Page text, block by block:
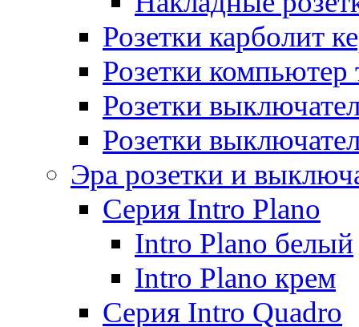
Розетки карболит
Розетки компьютер
Розетки
Розетки
Эра розетки и
Серия Intro Plano
Intro Plano белый
Intro Plano крем
Серия Intro Quadro